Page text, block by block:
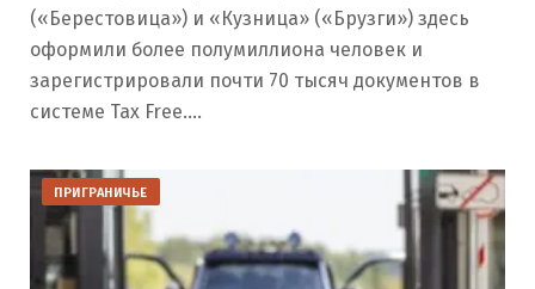
(«Берестовица») и «Кузница» («Брузги») здесь
оформили более полумиллиона человек и
зарегистрировали почти 70 тысяч документов в
системе Tax Free.…
ПРИГРАНИЧЬЕ